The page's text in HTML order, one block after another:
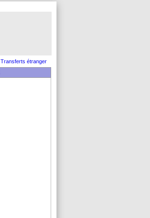
Transferts étranger